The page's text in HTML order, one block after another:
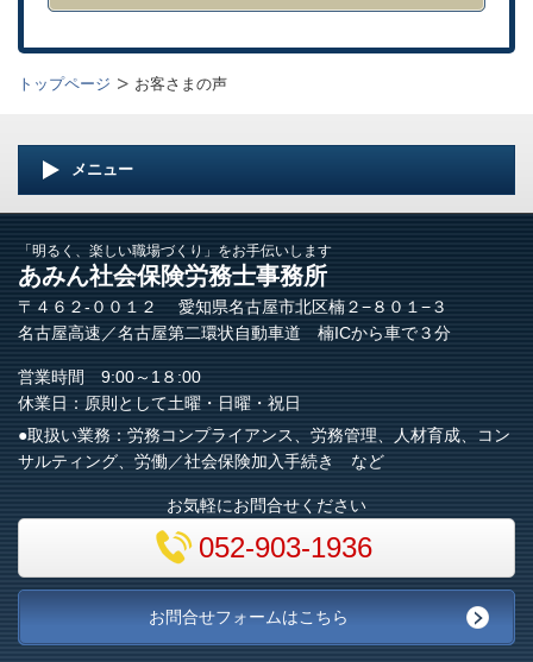
トップページ お客さまの声
メニュー
「明るく、楽しい職場づくり」をお手伝いします
あみん社会保険労務士事務所
〒４６２-００１２ 愛知県名古屋市北区楠２−８０１−３
名古屋高速／名古屋第二環状自動車道 楠ICから車で３分
営業時間 9:00～1８:00
休業日：原則として土曜・日曜・祝日
●取扱い業務：労務コンプライアンス、労務管理、人材育成、コン
サルティング、労働／社会保険加入手続き など
お気軽にお問合せください
052-903-1936
お問合せフォームはこちら